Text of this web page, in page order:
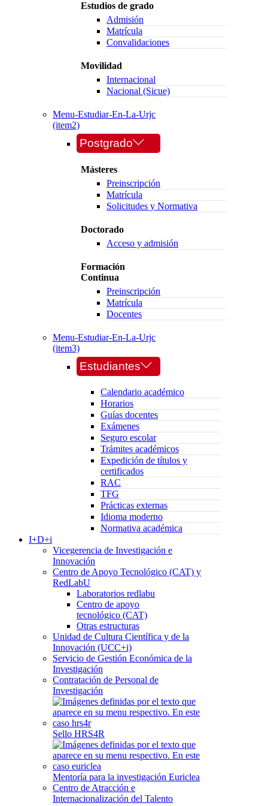
Estudios de grado
Admisión
Matrícula
Convalidaciones
Movilidad
Internacional
Nacional (Sicue)
Menu-Estudiar-En-La-Urjc
(item2)
Postgrado
Másteres
Preinscripción
Matrícula
Solicitudes y Normativa
Doctorado
Acceso y admisión
Formación
Continua
Preinscripción
Matrícula
Docentes
Menu-Estudiar-En-La-Urjc
(item3)
Estudiantes
Calendario académico
Horarios
Guías docentes
Exámenes
Seguro escolar
Trámites académicos
Expedición de títulos y
certificados
RAC
TFG
Prácticas externas
Idioma moderno
Normativa académica
I+D+i
Vicegerencia de Investigación e
Innovación
Centro de Apoyo Tecnológico (CAT) y
RedLabU
Laboratorios redlabu
Centro de apoyo
tecnológico (CAT)
Otras estructuras
Unidad de Cultura Científica y de la
Innovación (UCC+i)
Servicio de Gestión Económica de la
Investigación
Contratación de Personal de
Investigación
Sello HRS4R
Mentoría para la investigación Euriclea
Centro de Atracción e
Internacionalización del Talento